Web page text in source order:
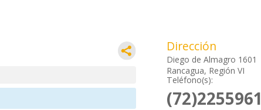
Dirección
Diego de Almagro 1601
Rancagua, Región VI
Teléfono(s):
(72)2255961